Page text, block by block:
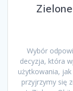
Wybór
decyzja, która
użytkowania,
przyjrzymy się